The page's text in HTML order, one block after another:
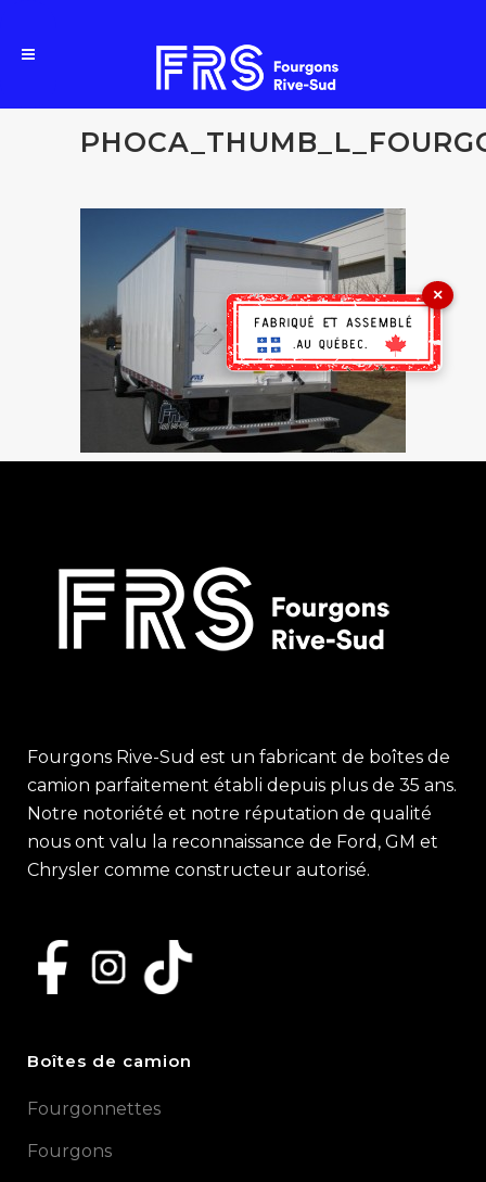
Fourgons Rive-Sud est un fabricant de boîtes de
camion parfaitement établi depuis plus de 35 ans.
Notre notoriété et notre réputation de qualité
nous ont valu la reconnaissance de Ford, GM et
Chrysler comme constructeur autorisé.
Boîtes de camion
Fourgonnettes
Fourgons
×